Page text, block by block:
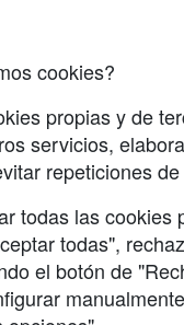
cookies?
propias y de
servicios,
repeticiones
todas las cookies
todas",
el botón de